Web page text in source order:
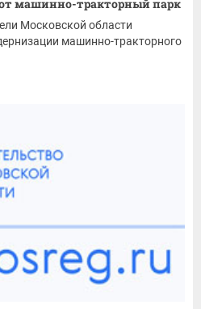
машинно-тракторный парк
Московской области
машинно-тракторного